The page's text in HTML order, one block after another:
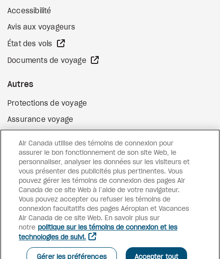
Accessibilité
Avis aux voyageurs
État des vols
Documents de voyage
Autres
Protections de voyage
Assurance voyage
Surclassement de vol
Cartes-cadeaux Site Web externe
FacebookInstagram
Pinterest
©2026Vacances Air Canada
Air Canada utilise des témoins de connexion pour
assurer le bon fonctionnement de son site Web, le
personnaliser, analyser les données sur les visiteurs et
vous présenter des publicités plus pertinentes. Vous
pouvez gérer les témoins de connexion des pages Air
Canada de ce site Web à l’aide de votre navigateur.
Vous pouvez accepter ou refuser les témoins de
connexion facultatifs des pages Aéroplan et Vacances
Air Canada de ce site Web. En savoir plus sur
notre politique sur les témoins de connexion et les
technologies de suivi.
Gérer les préférences Accepter tout